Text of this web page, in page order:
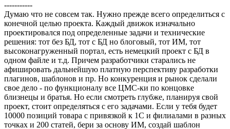
-----------
Думаю что не совсем так. Нужно прежде всего определиться с
конечной целью проекта. Каждый движок изначально
проектировался под определенные задачи и технические
решения: тот без БД, тот с БД но блоговый, тот ИМ, тот
высоконагруженный портал, есть немецкий проект с БД в
одном файле и т.д. Причем разработчики старались не
афишировать дальнейшую платную перспективу разработки
плагинов, шаблонов и пр. Но конкуренция и рынок сделали
свое дело - по функционалу все ЦМС-ки по концовке
близнецы и братья. Но если смотреть глубже, планируя свой
проект, стоит определяться с его задачами. Если у тебя будет
10000 позиций товара с привязкой к 1С и филиалами в разных
точках и 200 статей, бери за основу ИМ, создай шаблон